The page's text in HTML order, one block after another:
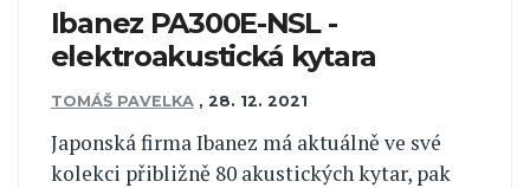
Ibanez PA300E-NSL -
elektroakustická kytara
TOMÁŠ PAVELKA , 28. 12. 2021
Japonská firma Ibanez má aktuálně ve své
kolekci přibližně 80 akustických kytar, pak